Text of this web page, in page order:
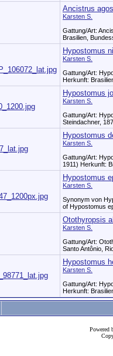
Ancistrus
Karsten S.
Gattung/Art:
Brasilien,
Hypostomus
Karsten S.
Gattung/Art:
Herkunft:
Hypostomus
Karsten S.
Gattung/Art:
Steindachner,
Hypostomus
Karsten S.
Gattung/Art:
1911) Herkunft:
Hypostomus
Karsten S.
Synonym von
of Hypostomus
Otothyropsis
Karsten S.
Gattung/Art:
Santo Antônio,
Hypostomus
Karsten S.
Gattung/Art:
Herkunft:
Powered